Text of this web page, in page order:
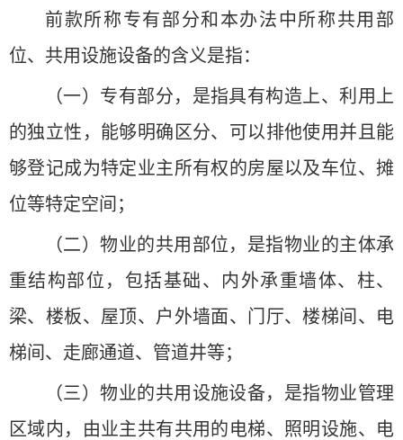
前款所称专有部分和本办法中所称共用部
位、共用设施设备的含义是指：
（一）专有部分，是指具有构造上、利用上
的独立性，能够明确区分、可以排他使用并且能
够登记成为特定业主所有权的房屋以及车位、摊
位等特定空间；
（二）物业的共用部位，是指物业的主体承
重结构部位，包括基础、内外承重墙体、柱、
梁、楼板、屋顶、户外墙面、门厅、楼梯间、电
梯间、走廊通道、管道井等；
（三）物业的共用设施设备，是指物业管理
区域内，由业主共有共用的电梯、照明设施、电